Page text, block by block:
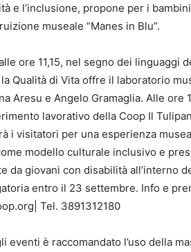
e l’inclusione, propone per i
museale “Manes in Blu”.
ore 11,15, nel segno dei linguaggi
Qualità di Vita offre il laboratorio
Aresu e Angelo Gramaglia. Alle ore
lavorativo della Coop Il
i visitatori per una esperienza
modello culturale inclusivo e
da giovani con disabilità all’interno
entro il 23 settembre. Info e
Tel. 3891312180
eventi è raccomandato l’uso della